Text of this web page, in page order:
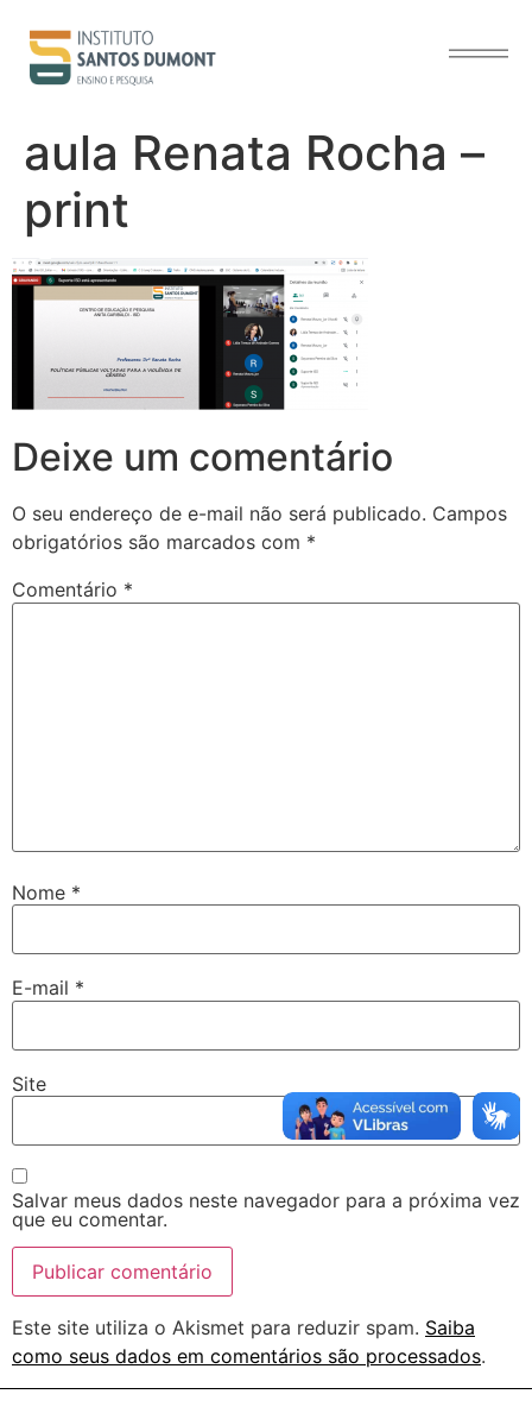
conteúdo
aula Renata Rocha –
print
Deixe um comentário
O seu endereço de e-mail não será publicado. Campos
obrigatórios são marcados com *
Comentário *
Nome *
E-mail *
Site
Salvar meus dados neste navegador para a próxima vez
que eu comentar.
Este site utiliza o Akismet para reduzir spam. Saiba
como seus dados em comentários são processados.